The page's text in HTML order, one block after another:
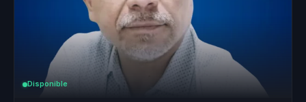
Disponible